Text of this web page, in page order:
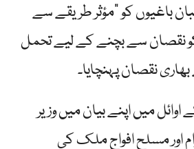
باغیوں کو "مؤثر طریقے سے
نقصان سے بچنے کے لیے تحمل
نقصان پہنچایا۔
میں اپنے بیان میں وزیر
اور مسلح افواج ملک کی